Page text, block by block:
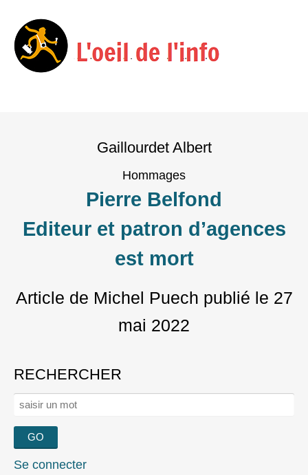
Gaillourdet Albert
Hommages
Pierre Belfond
Editeur et patron d’agences
est mort
Article de Michel Puech publié le 27
mai 2022
RECHERCHER
Rechercher :
Se connecter